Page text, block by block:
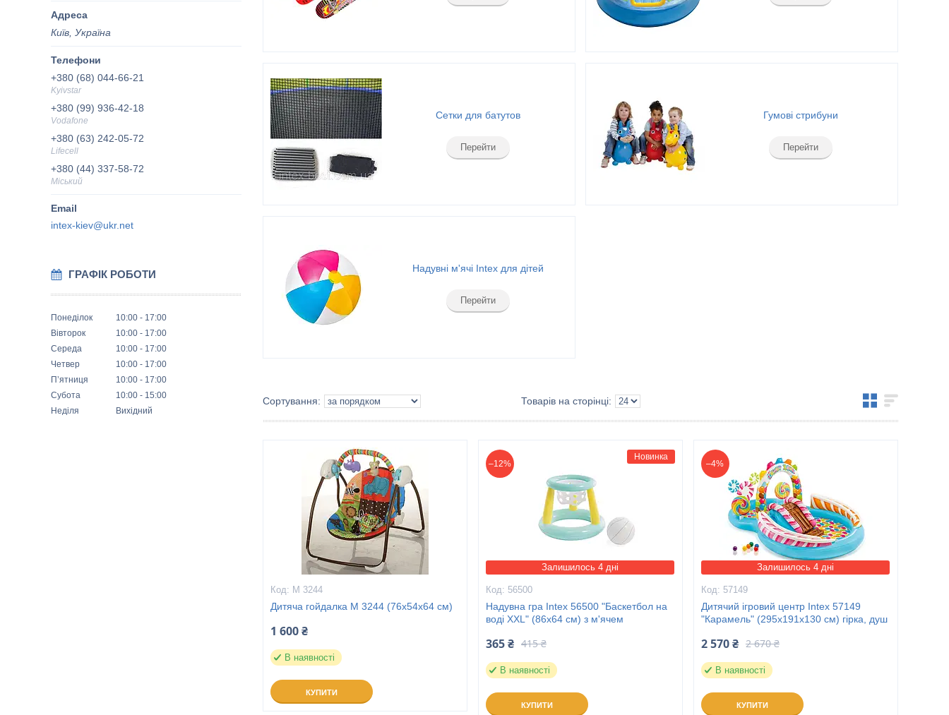
Київ, Україна
+380 (68) 044-66-21
Kyivstar
+380 (99) 936-42-18
Vodafone
+380 (63) 242-05-72
Lifecell
+380 (44) 337-58-72
Міський
intex-kiev@ukr.net
ГРАФІК РОБОТИ
Понеділок 10:00
17:00
Вівторок
10:00
17:00
Середа
10:00
17:00
Четвер
10:00
17:00
Пʼятниця
10:00
17:00
Субота
10:00
15:00
Неділя
Вихідний
Сетки для батутов
Перейти
Гумові стрибуни
Перейти
Надувні м'ячі Intex для дітей
Перейти
M 3244
Дитяча гойдалка M 3244 (76х54х64 см)
1 600 ₴
В наявності
КУПИТИ
Новинка
–12%
Залишилось 4 дні
56500
Надувна гра Intex 56500 "Баскетбол на
воді XXL" (86х64 см) з м'ячем
365 ₴ 415 ₴
В наявності
КУПИТИ
–4%
Залишилось 4 дні
57149
Дитячий ігровий центр Intex 57149
"Карамель" (295х191х130 см) гірка, душ
2 570 ₴ 2 670 ₴
В наявності
КУПИТИ